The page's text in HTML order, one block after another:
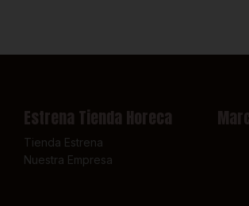
Estrena Tienda Horeca
Tienda Estrena
Nuestra Empresa